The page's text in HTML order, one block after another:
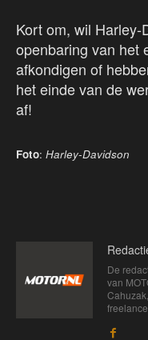
Kort om, wil
openbaring van het
afkondigen of
het einde van de
af!
Foto: Harley-Davidson
De
van